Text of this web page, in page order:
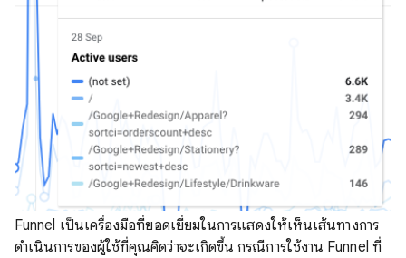
Funnel เป็นเครื่องมือที่ยอดเยี่ยมในการแสดงให้เห็นเส้นทางการ
ดำเนินการของผู้ใช้ที่คุณคิดว่าจะเกิดขึ้น กรณีการใช้งาน Funnel ที่